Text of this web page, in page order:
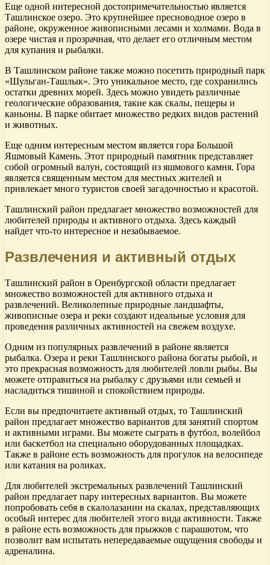
Еще одной интересной достопримечательностью является
Ташлинское озеро. Это крупнейшее пресноводное озеро в
районе, окруженное живописными лесами и холмами. Вода в
озере чистая и прозрачная, что делает его отличным местом
для купания и рыбалки.
В Ташлинском районе также можно посетить природный парк
«Шульган-Ташлык». Это уникальное место, где сохранились
остатки древних морей. Здесь можно увидеть различные
геологические образования, такие как скалы, пещеры и
каньоны. В парке обитает множество редких видов растений
и животных.
Еще одним интересным местом является гора Большой
Яшмовый Камень. Этот природный памятник представляет
собой огромный валун, состоящий из яшмового камня. Гора
является священным местом для местных жителей и
привлекает много туристов своей загадочностью и красотой.
Ташлинский район предлагает множество возможностей для
любителей природы и активного отдыха. Здесь каждый
найдет что-то интересное и незабываемое.
Развлечения и активный отдых
Ташлинский район в Оренбургской области предлагает
множество возможностей для активного отдыха и
развлечений. Великолепные природные ландшафты,
живописные озера и реки создают идеальные условия для
проведения различных активностей на свежем воздухе.
Одним из популярных развлечений в районе является
рыбалка. Озера и реки Ташлинского района богаты рыбой, и
это прекрасная возможность для любителей ловли рыбы. Вы
можете отправиться на рыбалку с друзьями или семьей и
насладиться тишиной и спокойствием природы.
Если вы предпочитаете активный отдых, то Ташлинский
район предлагает множество вариантов для занятий спортом
и активными играми. Вы можете сыграть в футбол, волейбол
или баскетбол на специально оборудованных площадках.
Также в районе есть возможность для прогулок на велосипеде
или катания на роликах.
Для любителей экстремальных развлечений Ташлинский
район предлагает пару интересных вариантов. Вы можете
попробовать себя в скалолазании на скалах, представляющих
особый интерес для любителей этого вида активности. Также
в районе есть возможность для прыжков с парашютом, что
позволит вам испытать непередаваемые ощущения свободы и
адреналина.